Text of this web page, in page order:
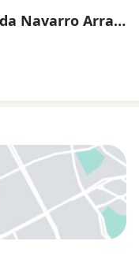
Dra. Michelle Amanda Navarro Arrambides